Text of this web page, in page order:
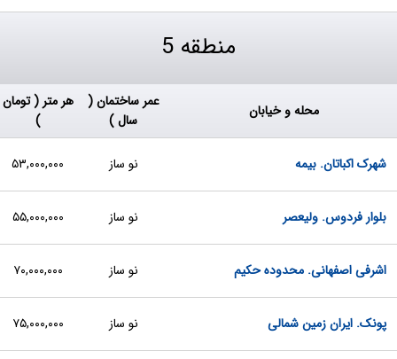
منطقه 5
محله و خیابان
عمر ساختمان (
سال )
هر متر ( تومان
)
شهرک اکباتان. بیمه نو ساز ۵۳,۰۰۰,۰۰۰
بلوار فردوس. ولیعصر نو ساز ۵۵,۰۰۰,۰۰۰
اشرفی اصفهانی. محدوده حکیم نو ساز ۷۰,۰۰۰,۰۰۰
پونک. ایران زمین شمالی نو ساز ۷۵,۰۰۰,۰۰۰